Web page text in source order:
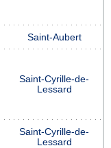
Saint-Aubert
Saint-Cyrille-de-
Lessard
Saint-Cyrille-de-
Lessard